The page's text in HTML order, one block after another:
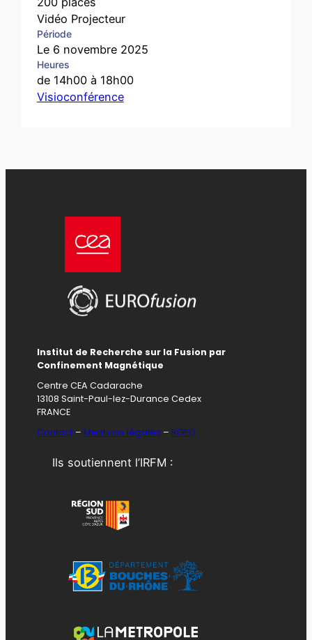
Vidéo Projecteur
Période
Le 6 novembre 2025
Heures
de 14h00 à 18h00
Visioconférence
Institut de Recherche sur la Fusion par
Confinement Magnétique
Centre CEA Cadarache
13108 Saint-Paul-lez-Durance Cedex
FRANCE
Contact– Mentions légales – RGPD
Ils soutiennent l’IRFM :